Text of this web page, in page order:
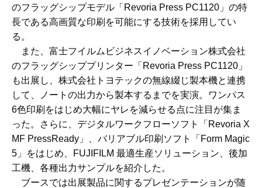
のフラッグシップモデル「Revoria Press PC1120」の特
長である高画質な印刷を可能にする技術を採用してい
る。
また、富士フイルムビジネスイノベーション株式会社
のフラッグシッププリンター「Revoria Press PC1120」
も出展し、株式会社トヨテックの無線綴じ製本機と連携
して、ノートの出力から製本するまでを実演。ワンパス
6色印刷をはじめ大幅にヤレを減らせる点に注目が集ま
った。さらに、デジタルワークフローソフト「Revoria X
MF PressReady」、バリアブル印刷ソフト「Form Magic
5」をはじめ、FUJIFILM 最適生産ソリューション、後加
工機、各種出力サンプルを紹介した。
ブースでは出展製品に関するプレゼンテーションが随